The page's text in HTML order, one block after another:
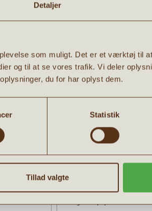
Detaljer
som muligt. Det er et værktøj til
og til at se vores trafik. Vi deler
du for har oplyst dem.
Statistik
Tillad valgte
Tilbud
Maileg Gavepapir merle creme